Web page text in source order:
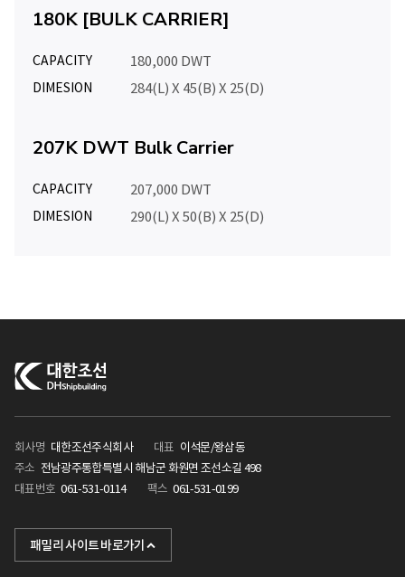
180K [BULK CARRIER]
CAPACITY 180,000 DWT
DIMESION 284(L) X 45(B) X 25(D)
207K DWT Bulk Carrier
CAPACITY 207,000 DWT
DIMESION 290(L) X 50(B) X 25(D)
회사명 대한조선주식회사 대표 이석문/왕삼동
주소 전남광주통합특별시 해남군 화원면 조선소길 498
대표번호 061-531-0114 팩스 061-531-0199
패밀리 사이트 바로가기
KHI